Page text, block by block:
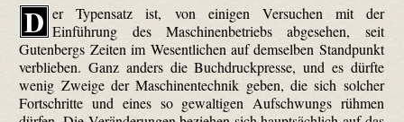
D er Typensatz ist, von einigen Versuchen mit der
Einführung des Maschinenbetriebs abgesehen, seit
Gutenbergs Zeiten im Wesentlichen auf demselben Standpunkt
verblieben. Ganz anders die Buchdruckpresse, und es dürfte
wenig Zweige der Maschinentechnik geben, die sich solcher
Fortschritte und eines so gewaltigen Aufschwungs rühmen